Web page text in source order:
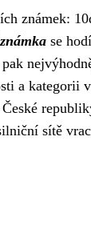
známek:
se
a
sítě